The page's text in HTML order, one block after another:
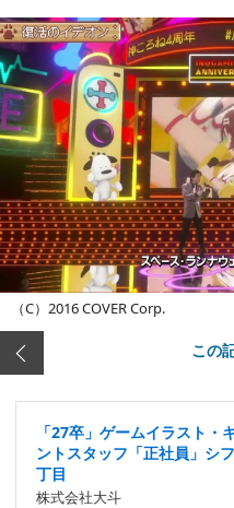
（C）2016 COVER Corp.
この
「27卒」ゲームイラスト・
ントスタッフ「正社員」シ
丁目
株式会社大斗